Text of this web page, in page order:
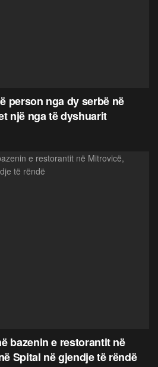
person nga dy serbë në
një nga të dyshuarit
bazenin e restorantit në
Spital në gjendje të rëndë